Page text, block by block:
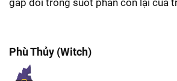
gấp đôi trong suốt phần còn lại của
Phù Thủy (Witch)